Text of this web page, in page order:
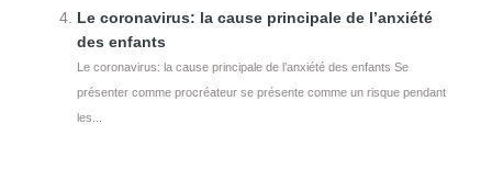
Le coronavirus: la cause principale de l’anxiété
des enfants
Le coronavirus: la cause principale de l’anxiété des enfants Se
présenter comme procréateur se présente comme un risque pendant
les...